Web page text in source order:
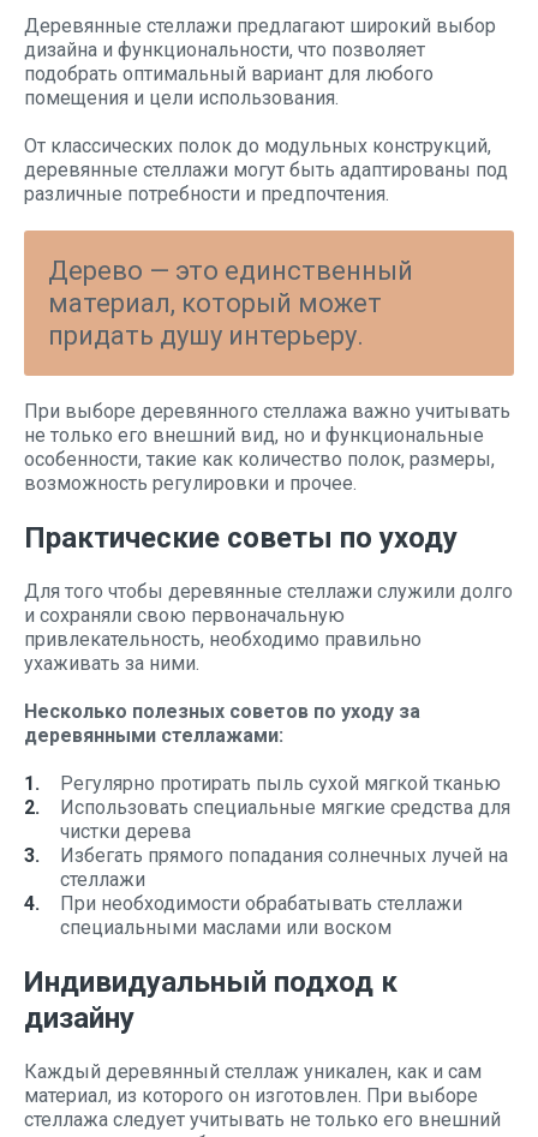
Деревянные стеллажи предлагают широкий выбор
дизайна и функциональности, что позволяет
подобрать оптимальный вариант для любого
помещения и цели использования.
От классических полок до модульных конструкций,
деревянные стеллажи могут быть адаптированы под
различные потребности и предпочтения.
Дерево — это единственный
материал, который может
придать душу интерьеру.
При выборе деревянного стеллажа важно учитывать
не только его внешний вид, но и функциональные
особенности, такие как количество полок, размеры,
возможность регулировки и прочее.
Практические советы по уходу
Для того чтобы деревянные стеллажи служили долго
и сохраняли свою первоначальную
привлекательность, необходимо правильно
ухаживать за ними.
Несколько полезных советов по уходу за
деревянными стеллажами:
Регулярно протирать пыль сухой мягкой тканью
Использовать специальные мягкие средства для
чистки дерева
Избегать прямого попадания солнечных лучей на
стеллажи
При необходимости обрабатывать стеллажи
специальными маслами или воском
Индивидуальный подход к
дизайну
Каждый деревянный стеллаж уникален, как и сам
материал, из которого он изготовлен. При выборе
стеллажа следует учитывать не только его внешний